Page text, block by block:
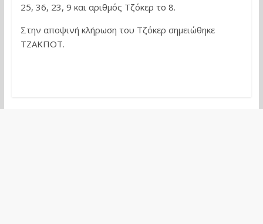
25, 36, 23, 9 και αριθμός Τζόκερ το 8.
Στην αποψινή κλήρωση του Τζόκερ σημειώθηκε
ΤΖΑΚΠΟΤ.